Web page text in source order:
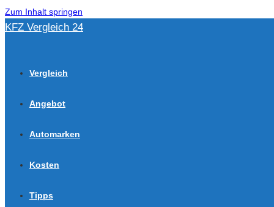
Zum Inhalt springen
KFZ Vergleich 24
Vergleich
Angebot
Automarken
Kosten
Tipps